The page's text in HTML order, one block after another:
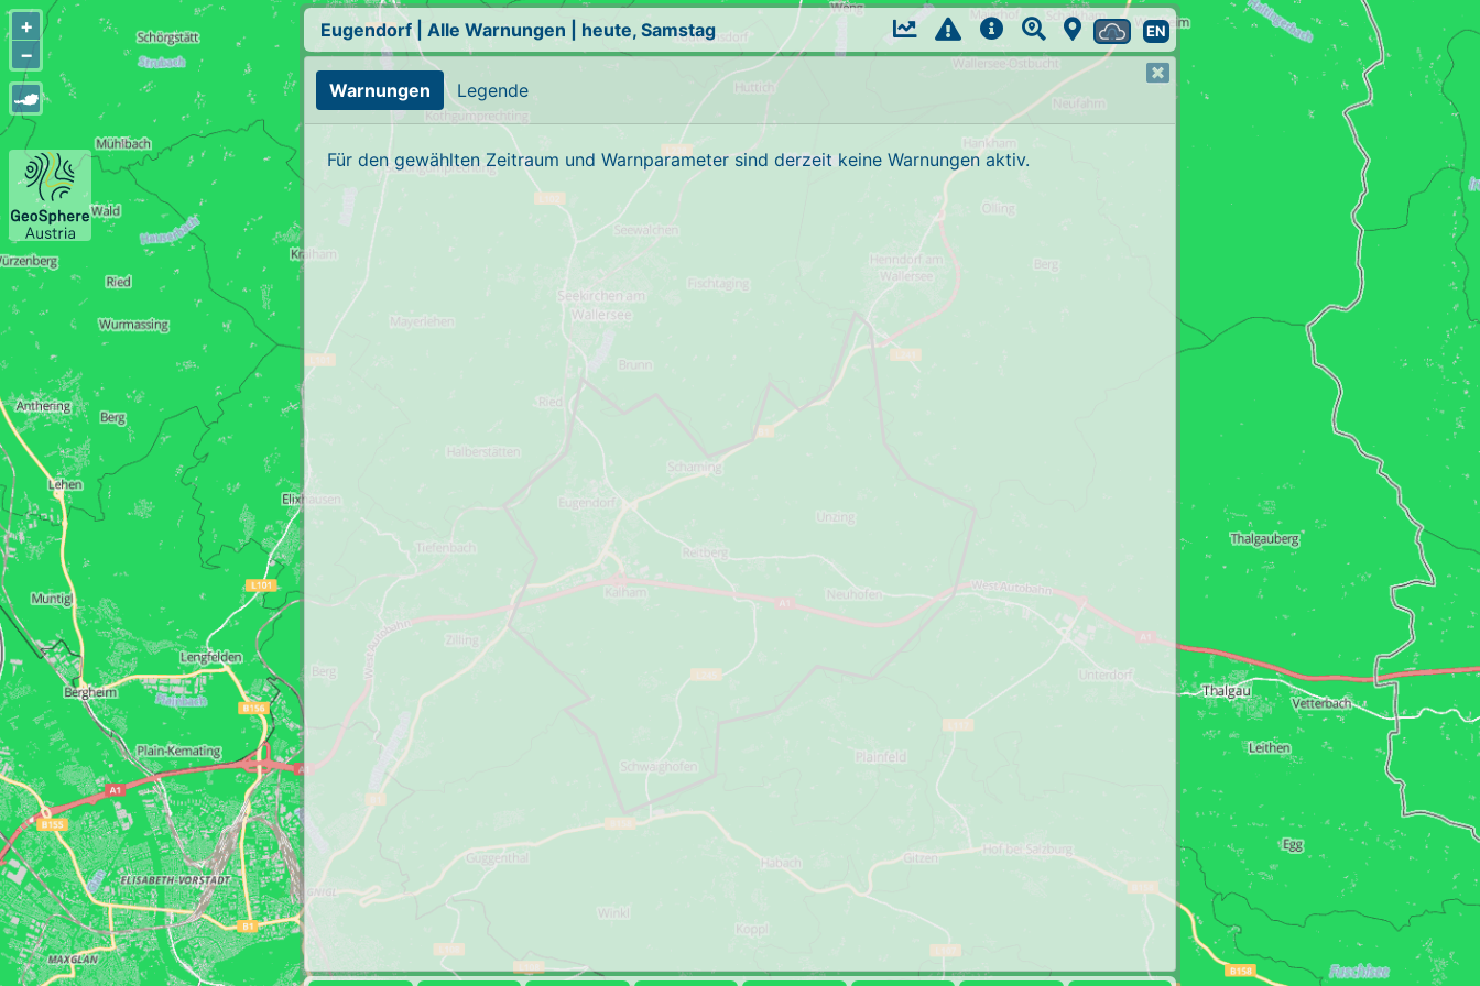
+
−
Eugendorf| Alle Warnungen heute, Samstag EN
Warnungen Legende
Für den gewählten Zeitraum und Warnparameter sind derzeit keine Warnungen aktiv.